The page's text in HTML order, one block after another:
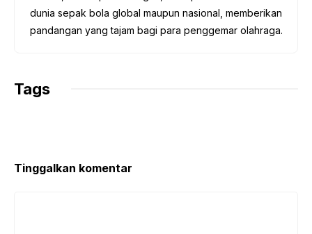
dunia sepak bola global maupun nasional, memberikan
pandangan yang tajam bagi para penggemar olahraga.
Tags
Tinggalkan komentar